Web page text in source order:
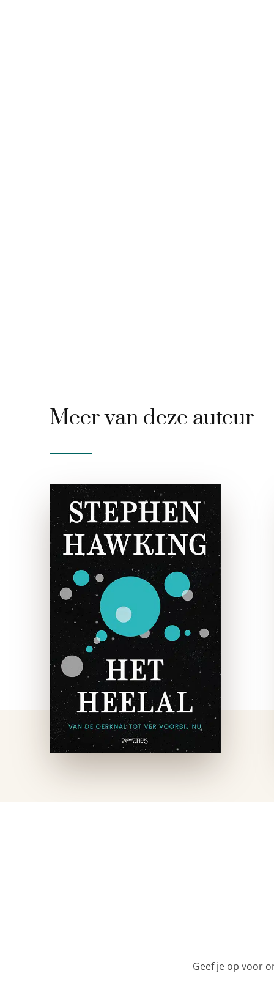
Meer van deze auteur
Het Heelal
paperback
Van de iconische klassieker
Het heelal zijn inmiddels
over de hele wereld
miljoenen exemplaren
verkocht. Hawking gaf met
dit boek een enorme impuls
aan het wetenschappelijk
onderzoek naar de micro- …
Geef je op voor